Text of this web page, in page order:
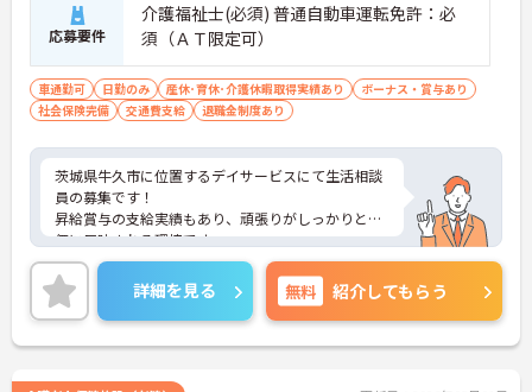
応募要件
介護福祉士(必須) 普通自動車運転免許：必
須（ＡＴ限定可）
車通勤可 日勤のみ 産休･育休･介護休暇取得実績あり
ボーナス・賞与あり
社会保険完備
交通費支給 退職金制度あり
茨城県牛久市に位置するデイサービスにて生活相談
員の募集です！
昇給賞与の支給実績もあり、頑張りがしっかりと評
価に反映される環境です。
ご興味ある方には、面接対策ポイントなど、さらに
詳細をお話しいたしますのでお気軽にご相談くださ
い！
詳細を見る 無料 紹介してもらう